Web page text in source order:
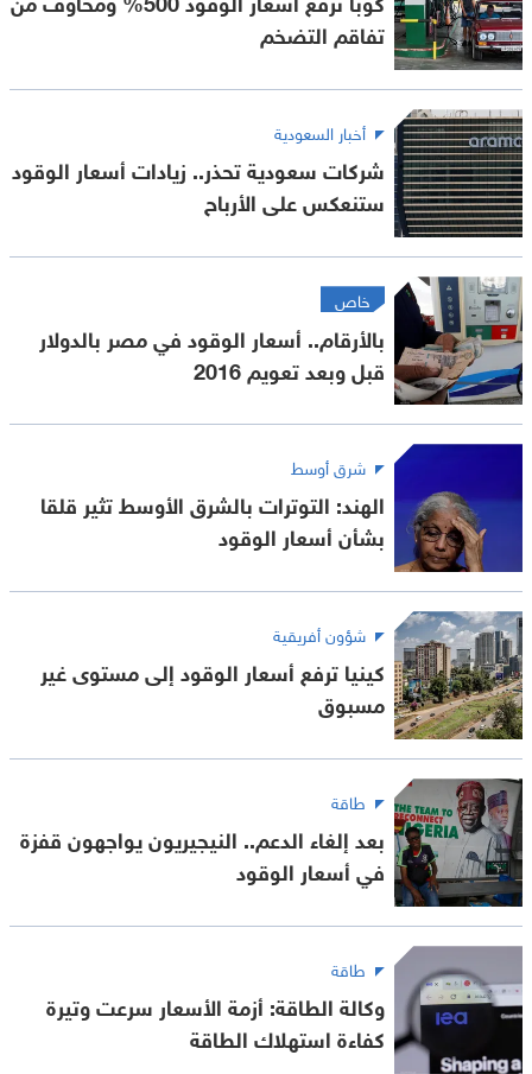
تفاقم التضخم
أخبار السعودية
شركات سعودية تحذر.. زيادات أسعار الوقود
ستنعكس على الأرباح
خاص
بالأرقام.. أسعار الوقود في مصر بالدولار
قبل وبعد تعويم 2016
شرق أوسط
الهند: التوترات بالشرق الأوسط تثير قلقا
بشأن أسعار الوقود
شؤون أفريقية
كينيا ترفع أسعار الوقود إلى مستوى غير
مسبوق
طاقة
بعد إلغاء الدعم.. النيجيريون يواجهون قفزة
في أسعار الوقود
طاقة
وكالة الطاقة: أزمة الأسعار سرعت وتيرة
كفاءة استهلاك الطاقة